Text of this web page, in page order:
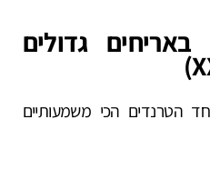
באריחים גדולים
הטרנדים הכי משמעותיים